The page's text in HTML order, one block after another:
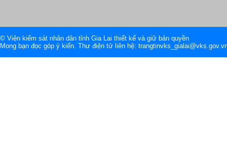
© Viện kiểm sát nhân dân tỉnh Gia Lai thiết kế và giữ bản quyền
Mong bạn đọc góp ý kiến. Thư điện tử liên hệ: